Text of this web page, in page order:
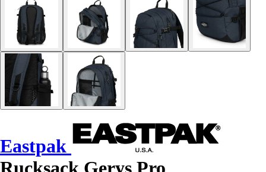
Eastpak